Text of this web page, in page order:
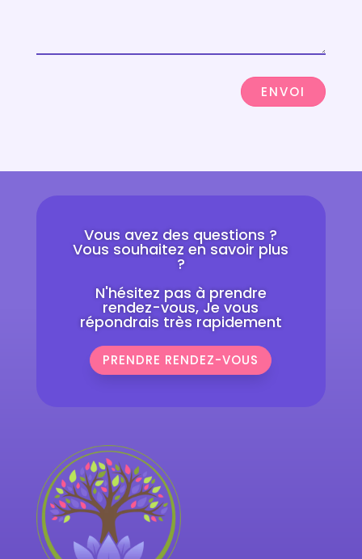
ENVOI
Vous avez des questions ?
Vous souhaitez en savoir plus
?
N'hésitez pas à prendre
rendez-vous, Je vous
répondrais très rapidement
PRENDRE RENDEZ-VOUS